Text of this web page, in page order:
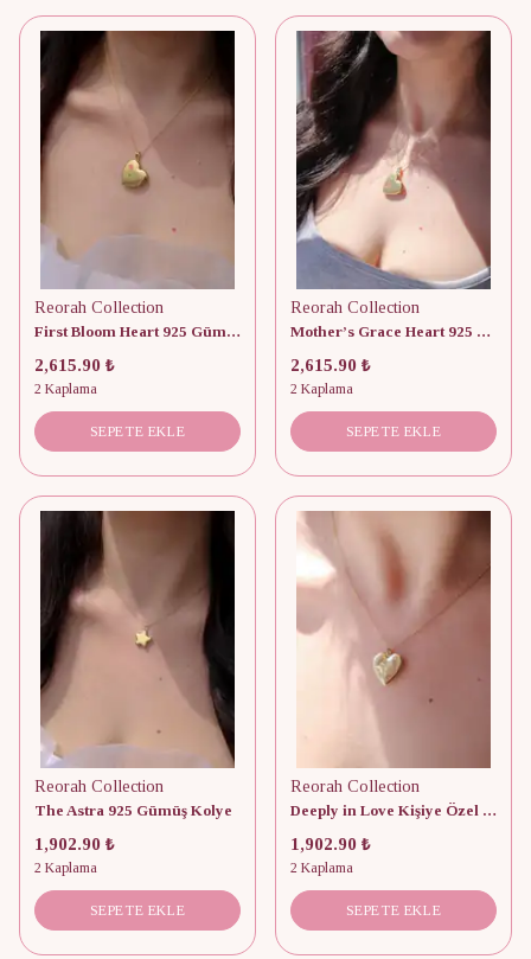
Reorah Collection
First Bloom Heart 925 Gümüş Kişiye Özel Fotoğraflı Kapaklı Kolye
2,615.90 ₺
2 Kaplama
SEPETE EKLE
Reorah Collection
Mother’s Grace Heart 925 Gümüş Kişiye Özel Fotoğraflı Kapaklı Kolye
2,615.90 ₺
2 Kaplama
SEPETE EKLE
Reorah Collection
The Astra 925 Gümüş Kolye
1,902.90 ₺
2 Kaplama
SEPETE EKLE
Reorah Collection
Deeply in Love Kişiye Özel Fotoğraflı Kapaklı 925 Gümüş Kolye
1,902.90 ₺
2 Kaplama
SEPETE EKLE